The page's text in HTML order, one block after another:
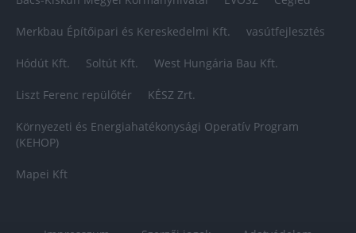
Merkbau Építőipari és Kereskedelmi Kft. vasútfejlesztés
Hódút Kft. Soltút Kft. West Hungária Bau Kft.
Liszt Ferenc repülőtér KÉSZ Zrt.
Környezeti és Energiahatékonysági Operatív Program
(KEHOP)
Mapei Kft